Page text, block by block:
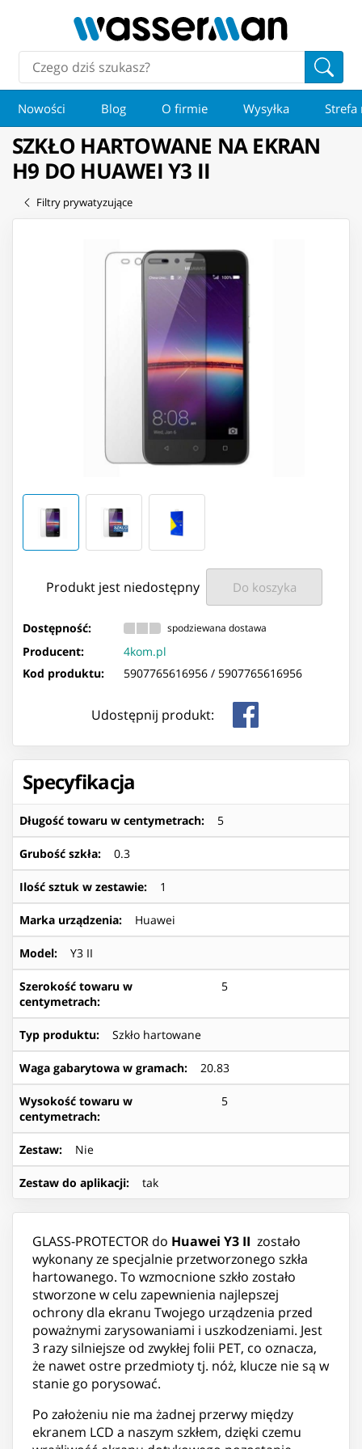
Nowości Blog O firmie Wysyłka Strefa
SZKŁO HARTOWANE NA EKRAN
H9 DO HUAWEI Y3 II
Filtry prywatyzujące
Produkt jest niedostępny Do koszyka
Dostępność: spodziewana dostawa
Producent:
4kom.pl
Kod produktu:
5907765616956 / 5907765616956
Udostępnij produkt:
Specyfikacja
Długość towaru w centymetrach: 5
Grubość szkła: 0.3
Ilość sztuk w zestawie: 1
Marka urządzenia: Huawei
Model: Y3 II
Szerokość towaru w
centymetrach:
5
Typ produktu: Szkło hartowane
Waga gabarytowa w gramach: 20.83
Wysokość towaru w
centymetrach:
5
Zestaw: Nie
Zestaw do aplikacji: tak
GLASS-PROTECTOR do Huawei Y3 II zostało
wykonany ze specjalnie przetworzonego szkła
hartowanego. To wzmocnione szkło zostało
stworzone w celu zapewnienia najlepszej
ochrony dla ekranu Twojego urządzenia przed
poważnymi zarysowaniami i uszkodzeniami. Jest
3 razy silniejsze od zwykłej folii PET, co oznacza,
że nawet ostre przedmioty tj. nóż, klucze nie są w
stanie go porysować.
Po założeniu nie ma żadnej przerwy między
ekranem LCD a naszym szkłem, dzięki czemu